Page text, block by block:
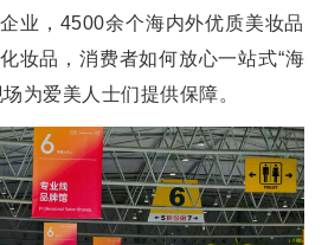
业，4500余个海内外优质美妆品
妆品，消费者如何放心一站式“海
为爱美人士们提供保障。